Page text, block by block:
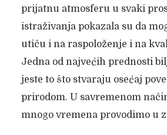
prijatnu atmosferu u svaki
istraživanja pokazala su da
utiču i na raspoloženje i na
Jedna od najvećih prednosti
jeste to što stvaraju osećaj
prirodom. U savremenom
mnogo vremena provodimo u